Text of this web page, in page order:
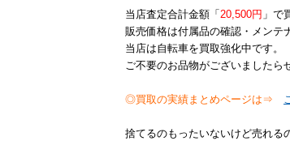
当店査定合計金額「 20,500円 」で
販売価格は付属品の確認・メンテ
当店は自転車を買取強化中です。
ご不要のお品物がございましたら
◎買取の実績まとめページは⇒
捨てるのもったいないけど売れる